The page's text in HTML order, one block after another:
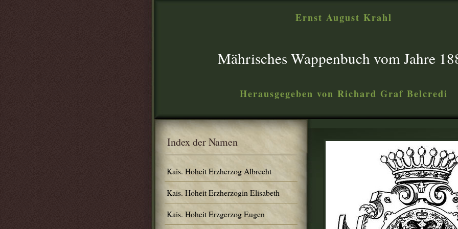
Ernst August Krahl
Mährisches Wappenbuch vom Jahre
Herausgegeben von Richard Graf Belcredi
Index der Namen
Kais. Hoheit Erzherzog Albrecht
Kais. Hoheit Erzherzogin Elisabeth
Kais. Hoheit Erzgerzog Eugen